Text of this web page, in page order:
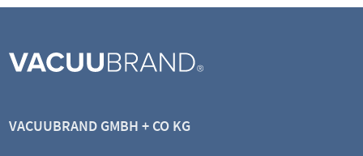
VACUUBRAND GMBH + CO KG